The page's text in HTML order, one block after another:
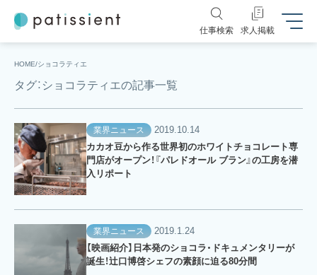
仕事検索 求人掲載
HOME ショコラティエ
タグ：ショコラティエの記事一覧
業界ニュース
2019.10.14
カカオ豆から作る世界初のホワイトチョコレート専
門店がオープン！『パレドオール ブラン』の工房を潜
入リポート
業界ニュース
2019.1.24
【映画紹介】日本発のショコラ・ドキュメンタリーが
誕生！辻口博啓シェフの素顔に迫る80分間